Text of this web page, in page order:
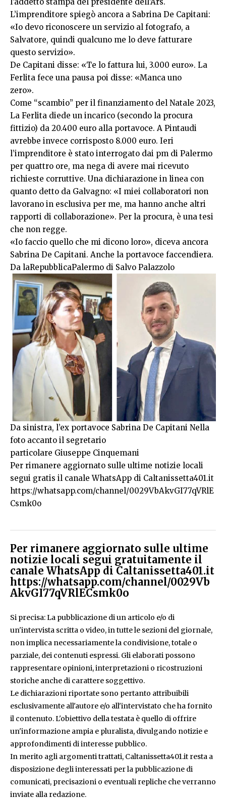
L’imprenditore spiegò ancora a Sabrina De Capitani:
«Io devo riconoscere un servizio al fotografo, a
Salvatore, quindi qualcuno me lo deve fatturare
questo servizio».
De Capitani disse: «Te lo fattura lui, 3.000 euro». La
Ferlita fece una pausa poi disse: «Manca uno
zero».
Come “scambio” per il finanziamento del Natale 2023,
La Ferlita diede un incarico (secondo la procura
fittizio) da 20.400 euro alla portavoce. A Pintaudi
avrebbe invece corrisposto 8.000 euro. Ieri
l’imprenditore è stato interrogato dai pm di Palermo
per quattro ore, ma nega di avere mai ricevuto
richieste corruttive. Una dichiarazione in linea con
quanto detto da Galvagno: «I miei collaboratori non
lavorano in esclusiva per me, ma hanno anche altri
rapporti di collaborazione». Per la procura, è una tesi
che non regge.
«Io faccio quello che mi dicono loro», diceva ancora
Sabrina De Capitani. Anche la portavoce faccendiera.
Da laRepubblicaPalermo di Salvo Palazzolo
Da sinistra, l’ex portavoce Sabrina De Capitani Nella
foto accanto il segretario
particolare Giuseppe Cinquemani
Per rimanere aggiornato sulle ultime notizie locali
segui gratis il canale WhatsApp di Caltanissetta401.it
https://whatsapp.com/channel/0029VbAkvGI77qVRlE
Csmk0o
Per rimanere aggiornato sulle ultime
notizie locali segui gratuitamente il
canale WhatsApp di Caltanissetta401.it
https://whatsapp.com/channel/0029Vb
AkvGI77qVRlECsmk0o
Si precisa: La pubblicazione di un articolo e/o di
un'intervista scritta o video, in tutte le sezioni del giornale,
non implica necessariamente la condivisione, totale o
parziale, dei contenuti espressi. Gli elaborati possono
rappresentare opinioni, interpretazioni o ricostruzioni
storiche anche di carattere soggettivo.
Le dichiarazioni riportate sono pertanto attribuibili
esclusivamente all'autore e/o all'intervistato che ha fornito
il contenuto. L'obiettivo della testata è quello di offrire
un'informazione ampia e pluralista, divulgando notizie e
approfondimenti di interesse pubblico.
In merito agli argomenti trattati, Caltanissetta401.it resta a
disposizione degli interessati per la pubblicazione di
comunicati, precisazioni o eventuali repliche che verranno
inviate alla redazione.